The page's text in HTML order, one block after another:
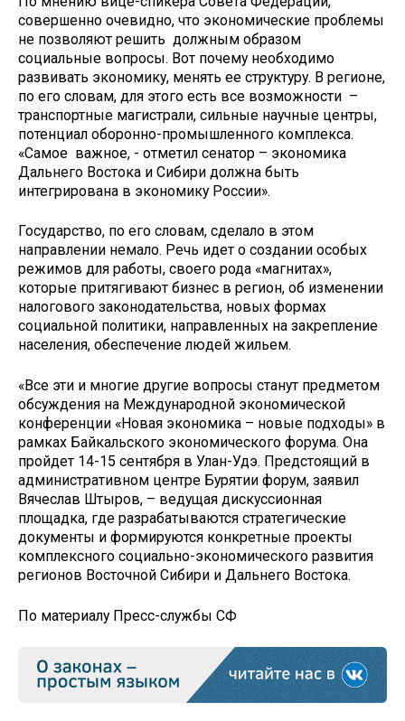
совершенно очевидно, что экономические проблемы
не позволяют решить должным образом
социальные вопросы. Вот почему необходимо
развивать экономику, менять ее структуру. В регионе,
по его словам, для этого есть все возможности –
транспортные магистрали, сильные научные центры,
потенциал оборонно-промышленного комплекса.
«Самое важное, - отметил сенатор – экономика
Дальнего Востока и Сибири должна быть
интегрирована в экономику России».
Государство, по его словам, сделало в этом
направлении немало. Речь идет о создании особых
режимов для работы, своего рода «магнитах»,
которые притягивают бизнес в регион, об изменении
налогового законодательства, новых формах
социальной политики, направленных на закрепление
населения, обеспечение людей жильем.
«Все эти и многие другие вопросы станут предметом
обсуждения на Международной экономической
конференции «Новая экономика – новые подходы» в
рамках Байкальского экономического форума. Она
пройдет 14-15 сентября в Улан-Удэ. Предстоящий в
административном центре Бурятии форум, заявил
Вячеслав Штыров, – ведущая дискуссионная
площадка, где разрабатываются стратегические
документы и формируются конкретные проекты
комплексного социально-экономического развития
регионов Восточной Сибири и Дальнего Востока.
По материалу Пресс-службы СФ